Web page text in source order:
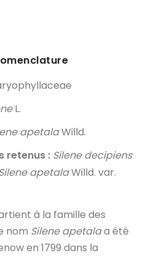
L.
apetalaWilld.
retenus : Silene decipiens
apetalaWilld. var.
à la famille des
nom Silene apetalaa été
en 1799 dans la